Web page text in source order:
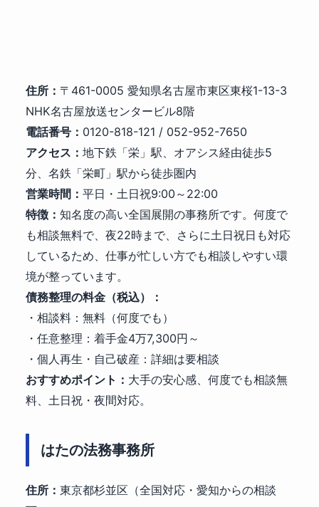
住所： 〒461-0005 愛知県名古屋市東区東桜1-13-3
NHK名古屋放送センタービル8階
電話番号： 0120-818-121 / 052-952-7650
アクセス： 地下鉄「栄」駅、オアシス経由徒歩5
分、名鉄「栄町」駅から徒歩圏内
営業時間： 平日・土日祝9:00～22:00
特徴： 知名度の高い全国展開の事務所です。何度で
も相談無料で、夜22時まで、さらに土日祝日も対応
しているため、仕事が忙しい方でも相談しやすい環
境が整っています。
債務整理の料金（税込）：
・相談料：無料（何度でも）
・任意整理：着手金4万7,300円～
・個人再生・自己破産：詳細は要相談
おすすめポイント： 大手の安心感、何度でも相談無
料、土日祝・夜間対応。
はたの法務事務所
住所： 東京都杉並区（全国対応・愛知からの相談